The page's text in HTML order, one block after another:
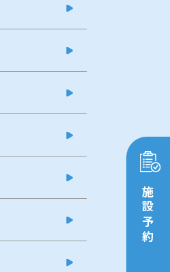
施設予約